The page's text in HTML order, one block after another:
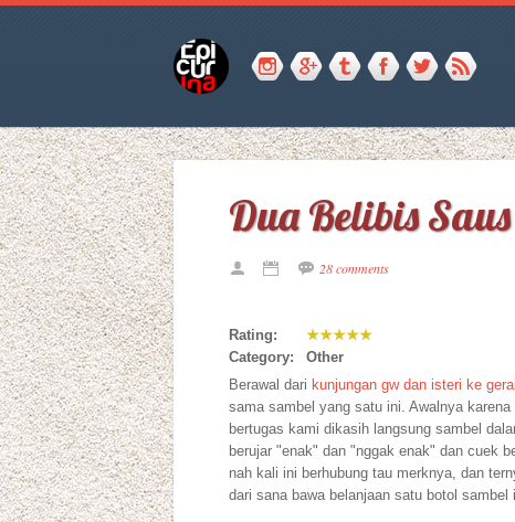
Dua Belibis
28 comments
Rating:
★★★★★
Category:
Other
Berawal dari kunjungan gw dan isteri ke
sama sambel yang satu ini. Awalnya
bertugas kami dikasih langsung sambel
berujar "enak" dan "nggak enak" dan cuek
nah kali ini berhubung tau merknya, dan
dari sana bawa belanjaan satu botol sambel